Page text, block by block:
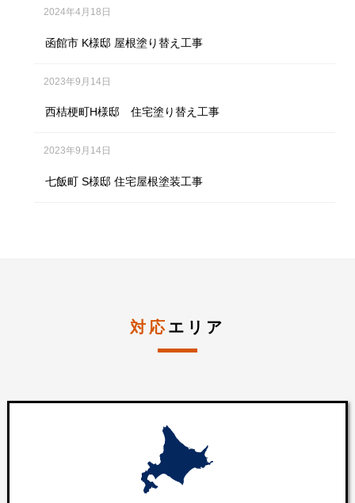
2024年4月18日
函館市 K様邸 屋根塗り替え工事
2023年9月14日
西桔梗町H様邸 住宅塗り替え工事
2023年9月14日
七飯町 S様邸 住宅屋根塗装工事
対応エリア